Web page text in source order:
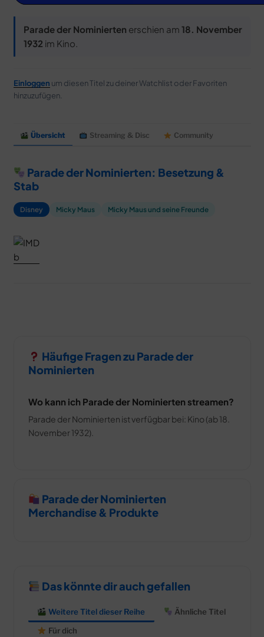
DEALS
MEIN HQ
Parade der Nominierten erschien am 18. November
1932 im Kino.
Einloggen um diesen Titel zu deiner Watchlist oder Favoriten
hinzuzufügen.
Übersicht Streaming & Disc Community
Parade der Nominierten: Besetzung &
Stab
Disney Micky Maus Micky Maus und seine Freunde
Häufige Fragen zu Parade der
Nominierten
Wo kann ich Parade der Nominierten streamen?
Parade der Nominierten ist verfügbar bei: Kino (ab 18.
November 1932).
Parade der Nominierten
Merchandise & Produkte
Das könnte dir auch gefallen
Weitere Titel dieser Reihe
Ähnliche Titel
Für dich